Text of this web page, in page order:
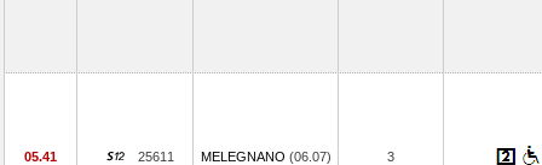
05.41 25611 MELEGNANO (06.07) 3